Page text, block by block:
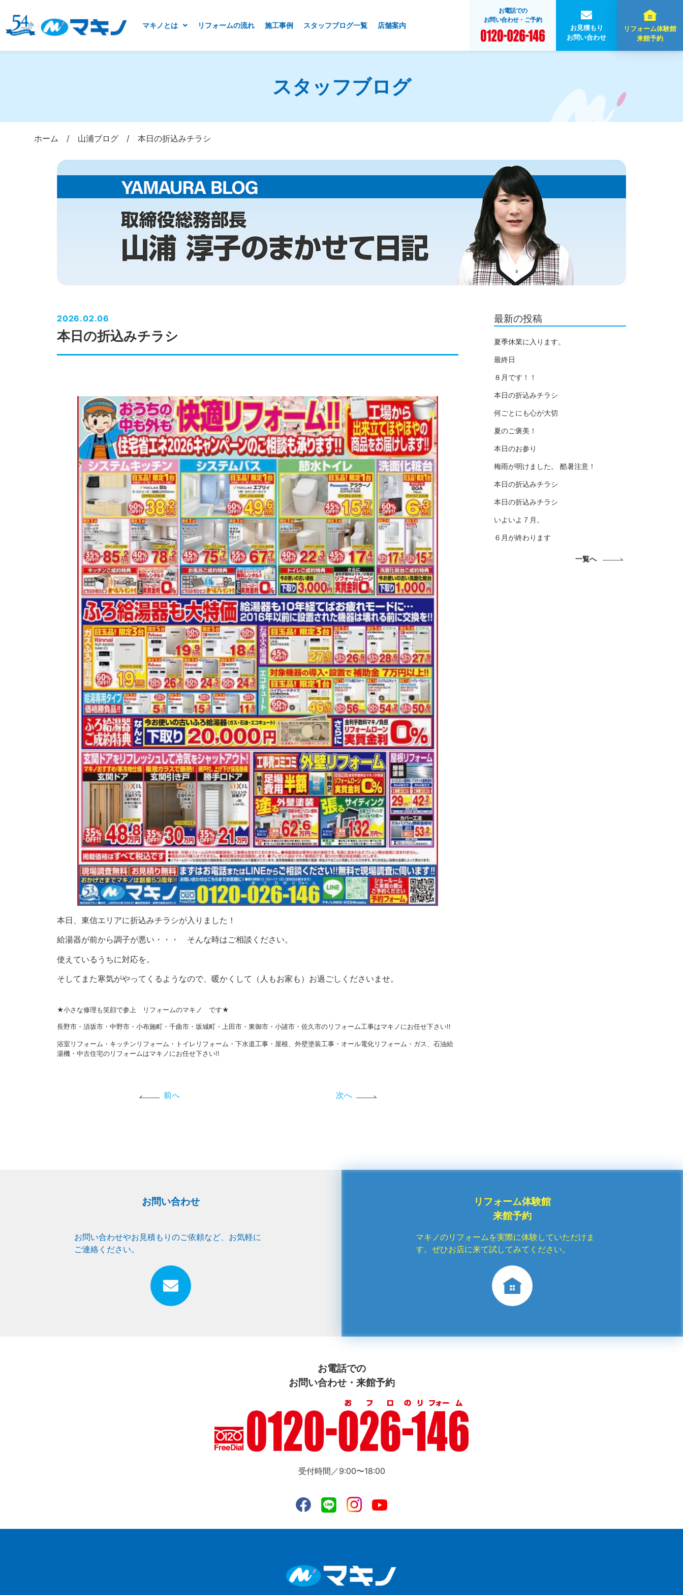
マキノとは リフォームの流れ 施工事例 スタッフブログ一覧 店舗案内
お電話での
お問い合わせ・ご予約
お見積もり
お問い合わせ
リフォーム体験館
来館予約
スタッフブログ
ホーム / 山浦ブログ /本日の折込みチラシ
2026.02.06
本日の折込みチラシ
本日、東信エリアに折込みチラシが入りました！
給湯器が前から調子が悪い・・・ そんな時はご相談ください。
使えているうちに対応を。
そしてまた寒気がやってくるようなので、暖かくして（人もお家も）お過ごしくださいませ。
★小さな修理も笑顔で参上 リフォームのマキノ です★
長野市・須坂市・中野市・小布施町・千曲市・坂城町・上田市・東御市・小諸市・佐久市のリフォーム工事はマキノにお任せ下さい!!
浴室リフォーム・キッチンリフォーム・トイレリフォーム・下水道工事・屋根、外壁塗装工事・オール電化リフォーム・ガス、石油給
湯機・中古住宅のリフォームはマキノにお任せ下さい!!
前へ 次へ
最新の投稿
夏季休業に入ります。
最終日
８月です！！
本日の折込みチラシ
何ごとにも心が大切
夏のご褒美！
本日のお参り
梅雨が明けました。 酷暑注意！
本日の折込みチラシ
本日の折込みチラシ
いよいよ７月。
６月が終わります
一覧へ
お問い合わせ
お問い合わせやお見積もりのご依頼など、お気軽に
ご連絡ください。
リフォーム体験館
来館予約
マキノのリフォームを実際に体験していただけま
す。ぜひお店に来て試してみてください。
お電話での
お問い合わせ・来館予約
受付時間／9:00〜18:00